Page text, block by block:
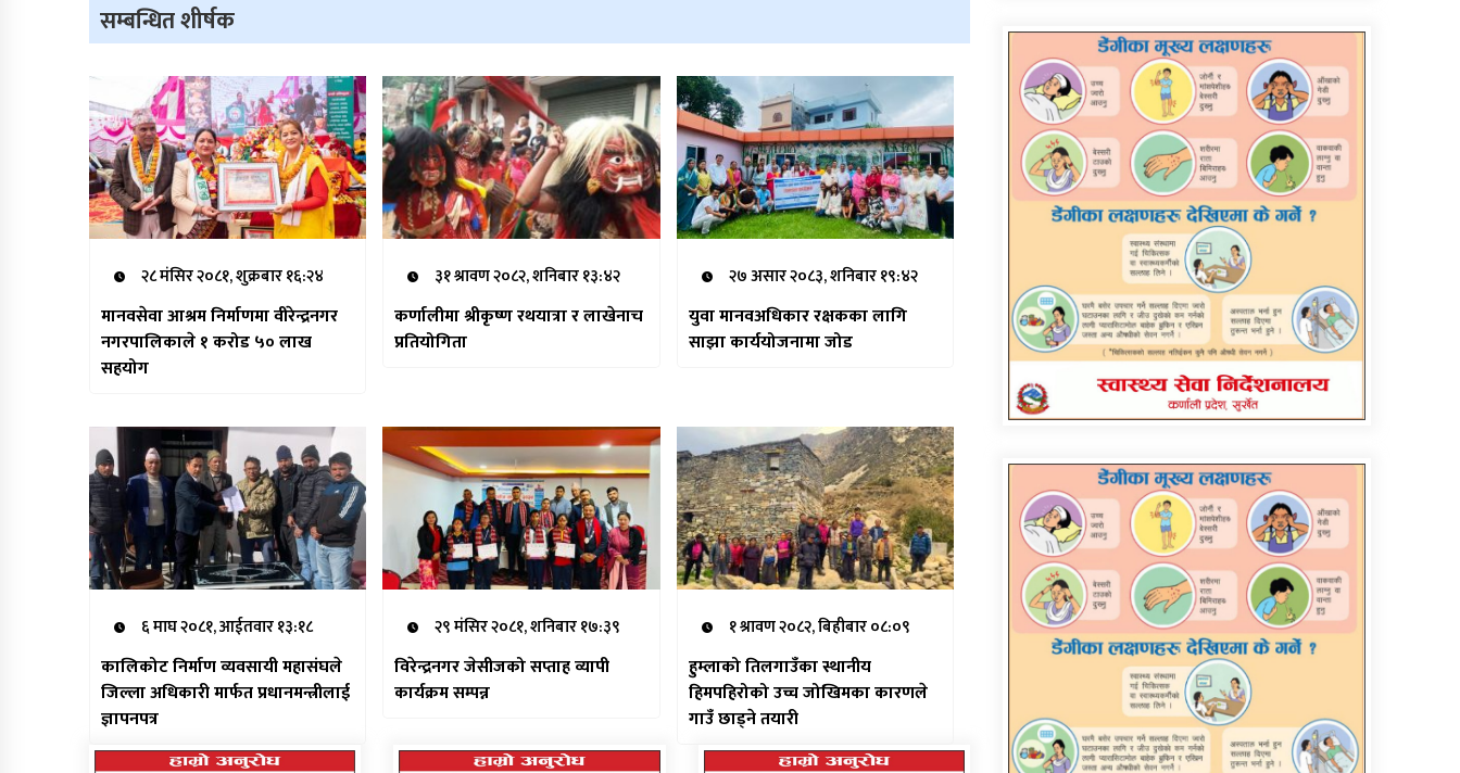
सम्बन्धित शीर्षक
२८ मंसिर २०८१, शुक्रबार १६:२४
मानवसेवा आश्रम निर्माणमा वीरेन्द्रनगर
नगरपालिकाले १ करोड ५० लाख
सहयोग
३१ श्रावण २०८२, शनिबार १३:४२
कर्णालीमा श्रीकृष्ण रथयात्रा र लाखेनाच
प्रतियोगिता
२७ असार २०८३, शनिबार १९:४२
युवा मानवअधिकार रक्षकका लागि
साझा कार्ययोजनामा जोड
६ माघ २०८१, आईतवार १३:१८
कालिकोट निर्माण व्यवसायी महासंघले
जिल्ला अधिकारी मार्फत प्रधानमन्त्रीलाई
ज्ञापनपत्र
२९ मंसिर २०८१, शनिबार १७:३९
विरेन्द्रनगर जेसीजको सप्ताह व्यापी
कार्यक्रम सम्पन्न
१ श्रावण २०८२, बिहीबार ०८:०९
हुम्लाको तिलगाउँका स्थानीय
हिमपहिरोको उच्च जोखिमका कारणले
गाउँ छाड्ने तयारी